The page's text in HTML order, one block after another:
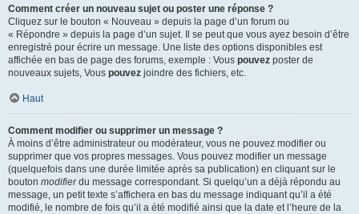
Comment créer un nouveau sujet ou poster une réponse ?
Cliquez sur le bouton « Nouveau » depuis la page d’un forum ou
« Répondre » depuis la page d’un sujet. Il se peut que vous ayez besoin d’être
enregistré pour écrire un message. Une liste des options disponibles est
affichée en bas de page des forums, exemple : Vous pouvez poster de
nouveaux sujets, Vous pouvez joindre des fichiers, etc.
Haut
Comment modifier ou supprimer un message ?
À moins d’être administrateur ou modérateur, vous ne pouvez modifier ou
supprimer que vos propres messages. Vous pouvez modifier un message
(quelquefois dans une durée limitée après sa publication) en cliquant sur le
bouton modifierdu message correspondant. Si quelqu’un a déjà répondu au
message, un petit texte s’affichera en bas du message indiquant qu’il a été
modifié, le nombre de fois qu’il a été modifié ainsi que la date et l’heure de la